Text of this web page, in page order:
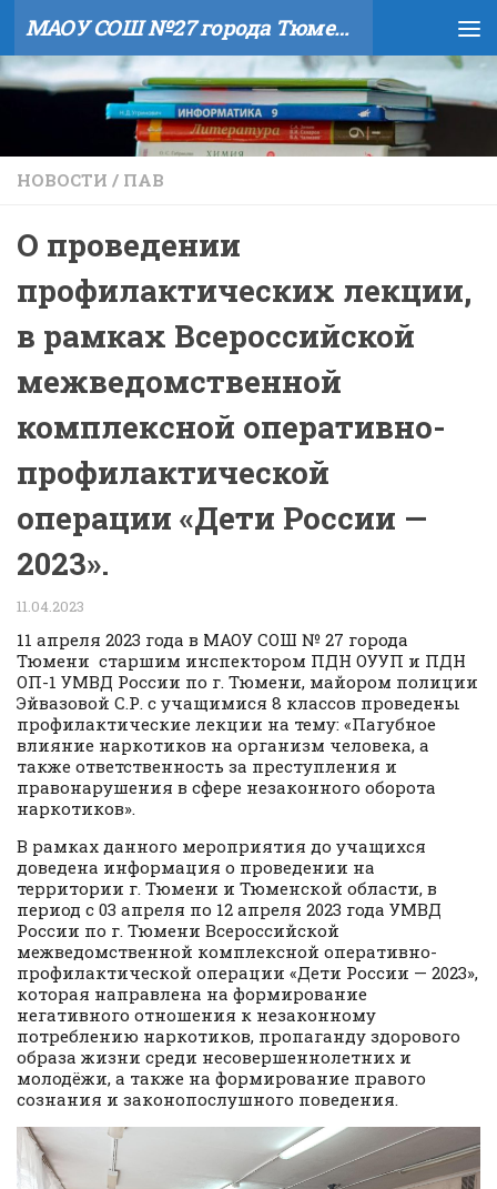
Skip to content МАОУ СОШ №27 города Тюмени
НОВОСТИ / ПАВ
О проведении
профилактических лекции,
в рамках Всероссийской
межведомственной
комплексной оперативно-
профилактической
операции «Дети России —
2023».
11.04.2023
11 апреля 2023 года в МАОУ СОШ № 27 города
Тюмени старшим инспектором ПДН ОУУП и ПДН
ОП-1 УМВД России по г. Тюмени, майором полиции
Эйвазовой С.Р. с учащимися 8 классов проведены
профилактические лекции на тему: «Пагубное
влияние наркотиков на организм человека, а
также ответственность за преступления и
правонарушения в сфере незаконного оборота
наркотиков».
В рамках данного мероприятия до учащихся
доведена информация о проведении на
территории г. Тюмени и Тюменской области, в
период с 03 апреля по 12 апреля 2023 года УМВД
России по г. Тюмени Всероссийской
межведомственной комплексной оперативно-
профилактической операции «Дети России — 2023»,
которая направлена на формирование
негативного отношения к незаконному
потреблению наркотиков, пропаганду здорового
образа жизни среди несовершеннолетних и
молодёжи, а также на формирование правого
сознания и законопослушного поведения.